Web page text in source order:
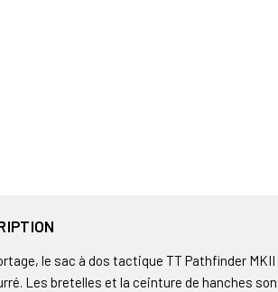
le sac à dos tactique TT Pathfinder
Les bretelles et la ceinture de hanches